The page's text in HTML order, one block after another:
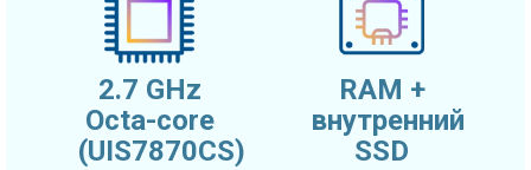
2.7 GHz
Octa-core
(UIS7870CS)
RAM +
внутренний
SSD